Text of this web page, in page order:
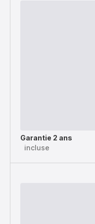
Garantie 2 ans
incluse